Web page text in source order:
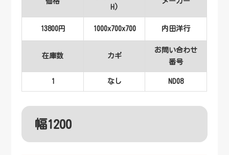
H)
13800円 1000x700x700 内田洋行
在庫数 カギ
お問い合わせ
番号
1 なし ND08
幅1200